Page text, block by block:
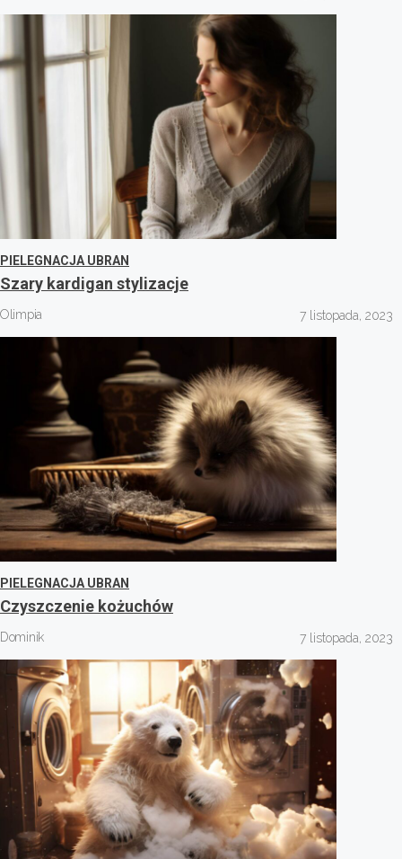
PIELEGNACJA UBRAN
Szary kardigan stylizacje
Olimpia 7 listopada, 2023
PIELEGNACJA UBRAN
Czyszczenie kożuchów
Dominik 7 listopada, 2023